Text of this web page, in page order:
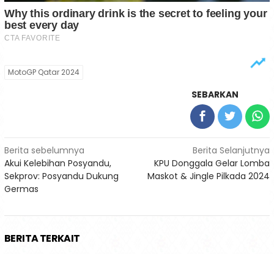
MotoGP Qatar 2024
SEBARKAN
Navigasi
pos
Berita sebelumnya
Akui Kelebihan Posyandu,
Sekprov: Posyandu Dukung
Germas
Berita Selanjutnya
KPU Donggala Gelar Lomba
Maskot & Jingle Pilkada 2024
BERITA TERKAIT